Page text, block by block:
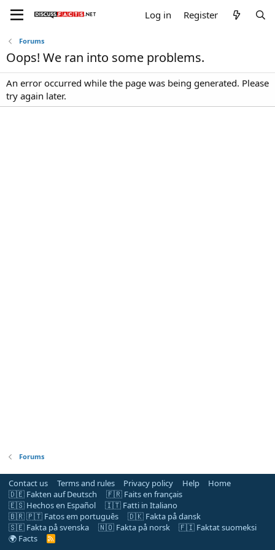
Log in Register
Forums
Oops! We ran into some problems.
An error occurred while the page was being generated. Please
try again later.
Forums
Contact us Terms and rules Privacy policy Help
Home
🇩🇪 Fakten auf Deutsch
🇫🇷 Faits en français
🇪🇸 Hechos en Español
🇮🇹 Fatti in Italiano
🇧🇷 🇵🇹 Fatos em português
🇩🇰 Fakta på dansk
🇸🇪 Fakta på svenska
🇳🇴 Fakta på norsk
🇫🇮 Faktat suomeksi
🌍 Facts
R